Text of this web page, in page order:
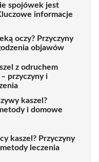
spojówek jest
informacje
oczy? Przyczyny
objawów
z odruchem
przyczyny i
kaszel?
i domowe
kaszel? Przyczyny
leczenia